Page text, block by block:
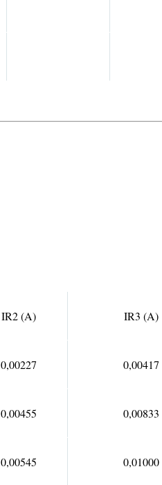
IR2 (A) IR3 (A)
0,00227 0,00417
0,00455 0,00833
0,00545 0,01000